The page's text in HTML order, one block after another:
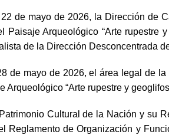
de mayo de 2026, la Dirección
Arqueológico “Arte
de la Dirección Desconcentrada
de mayo de 2026, el área legal de
“Arte rupestre y
Cultural de la Nación y su
de Organización y